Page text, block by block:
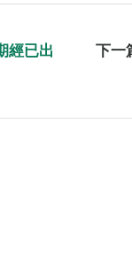
經已出
下一